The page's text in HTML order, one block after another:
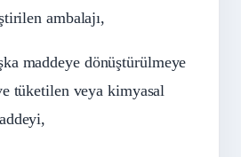
ambalajı,
maddeye dönüştürülmeye
tüketilen veya kimyasal